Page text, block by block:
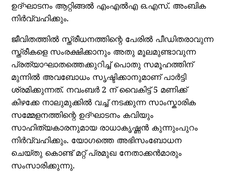
ഉദ്ഘാടനം ആറ്റിങ്ങൽ എംഎൽഎ ഒ.എസ്. അംബിക
നിർവ്വഹിക്കും.
ജീവിതത്തിൽ സ്ത്രീധനത്തിന്റെ പേരിൽ പീഡിതരാവുന്ന
സ്ത്രീകളെ സംരക്ഷിക്കാനും അതു മൂലമുണ്ടാവുന്ന
പ്രത്യാഘാതത്തെക്കുറിച്ച് പൊതു സമൂഹത്തിന്
മുന്നിൽ അവബോധം സൃഷ്ടിക്കാനുമാണ് പാർട്ടി
ശ്രമിക്കുന്നത്. നവംബർ 2 ന് വൈകിട്ട് 5 മണിക്ക്
കിഴക്കേ നാലുമുക്കിൽ വച്ച് നടക്കുന്ന സാംസ്കാരിക
സമ്മേളനത്തിന്റെ ഉദ്ഘാടനം കവിയും
സാഹിത്യകാരനുമായ രാധാകൃഷ്ണൻ കുന്നുംപുറം
നിർവ്വഹിക്കും. യോഗത്തെ അഭിസംബോധന
ചെയ്തു കൊണ്ട് മറ്റ് പ്രമുഖ നേതാക്കൻമാരും
സംസാരിക്കുന്നു.